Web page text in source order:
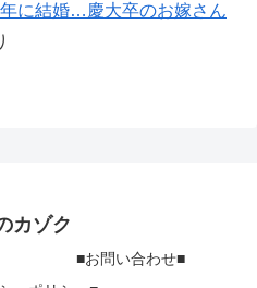
に結婚…慶大卒のお嫁さん
カゾク
■お問い合わせ■